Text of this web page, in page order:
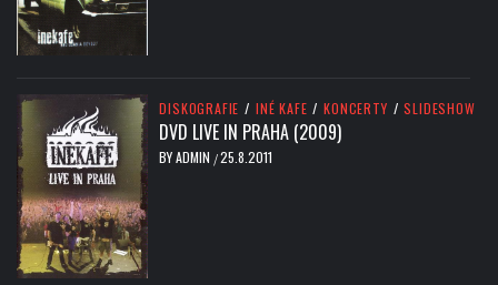
DISKOGRAFIE / INÉ KAFE / KONCERTY / SLIDESHOW
DVD LIVE IN PRAHA (2009)
BYADMIN /25.8.2011